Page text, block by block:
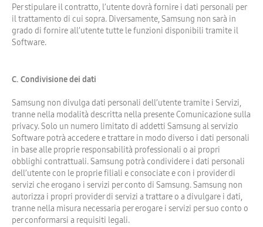
Per stipulare il contratto, l’utente dovrà fornire i dati personali per
il trattamento di cui sopra. Diversamente, Samsung non sarà in
grado di fornire all’utente tutte le funzioni disponibili tramite il
Software.
C. Condivisione dei dati
Samsung non divulga dati personali dell’utente tramite i Servizi,
tranne nella modalità descritta nella presente Comunicazione sulla
privacy. Solo un numero limitato di addetti Samsung al servizio
Software potrà accedere e trattare in modo diverso i dati personali
in base alle proprie responsabilità professionali o ai propri
obblighi contrattuali. Samsung potrà condividere i dati personali
dell’utente con le proprie filiali e consociate e con i provider di
servizi che erogano i servizi per conto di Samsung. Samsung non
autorizza i propri provider di servizi a trattare o a divulgare i dati,
tranne nella misura necessaria per erogare i servizi per suo conto o
per conformarsi a requisiti legali.